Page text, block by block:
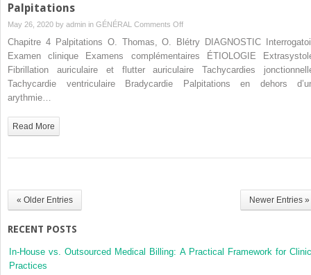
Palpitations
May 26, 2020 by admin in GÉNÉRAL Comments Offon
Palpitations
Chapitre 4 Palpitations O. Thomas, O. Blétry DIAGNOSTIC
Examen clinique Examens complémentaires ÉTIOLOGIE
Fibrillation auriculaire et flutter auriculaire Tachycardies
Tachycardie ventriculaire Bradycardie Palpitations en dehors
arythmie…
Read More
« Older Entries Newer Entries »
RECENT POSTS
In-House vs. Outsourced Medical Billing: A Practical Framework for
Practices